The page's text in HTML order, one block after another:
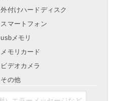
外付けハードディスク
スマートフォン
usbメモリ
メモリカード
ビデオカメラ
その他